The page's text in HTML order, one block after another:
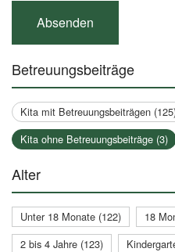
Betreuungsbeiträge
Kita mit Betreuungsbeiträgen
Kita ohne Betreuungsbeiträge (3)
Alter
Unter 18 Monate (122)
18
2 bis 4 Jahre (123)